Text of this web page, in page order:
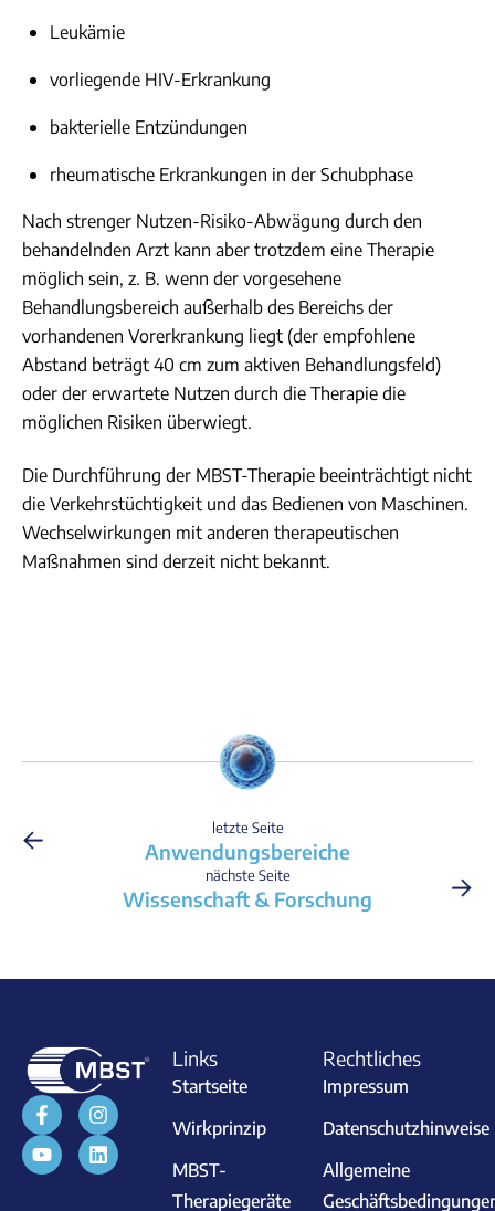
Leukämie
vorliegende HIV-Erkrankung
bakterielle Entzündungen
rheumatische Erkrankungen in der Schubphase
Nach strenger Nutzen-Risiko-Abwägung durch den
behandelnden Arzt kann aber trotzdem eine Therapie
möglich sein, z. B. wenn der vorgesehene
Behandlungsbereich außerhalb des Bereichs der
vorhandenen Vorerkrankung liegt (der empfohlene
Abstand beträgt 40 cm zum aktiven Behandlungsfeld)
oder der erwartete Nutzen durch die Therapie die
möglichen Risiken überwiegt.
Die Durchführung der MBST-Therapie beeinträchtigt nicht
die Verkehrstüchtigkeit und das Bedienen von Maschinen.
Wechselwirkungen mit anderen therapeutischen
Maßnahmen sind derzeit nicht bekannt.
← letzte Seite
Anwendungsbereiche
→
nächste Seite
Wissenschaft & Forschung
Links
Startseite
Wirkprinzip
MBST-
Therapiegeräte
Rechtliches
Impressum
Datenschutzhinweise
Allgemeine